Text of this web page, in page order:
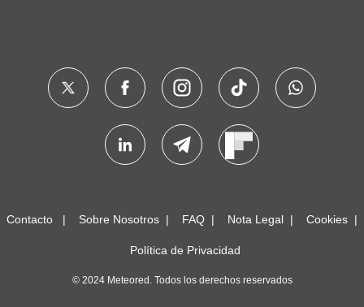
Contacto Sobre Nosotros FAQ Nota Legal Cookies
Política de Privacidad
© 2024 Meteored. Todos los derechos reservados